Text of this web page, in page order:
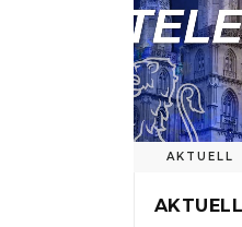
AKTUELL